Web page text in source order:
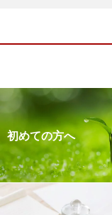
初めての方へ